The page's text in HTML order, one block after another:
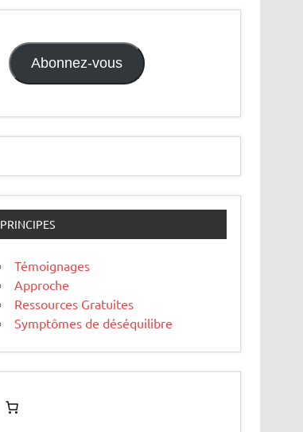
Abonnez-vous
PRINCIPES
Témoignages
Approche
Ressources Gratuites
Symptômes de déséquilibre